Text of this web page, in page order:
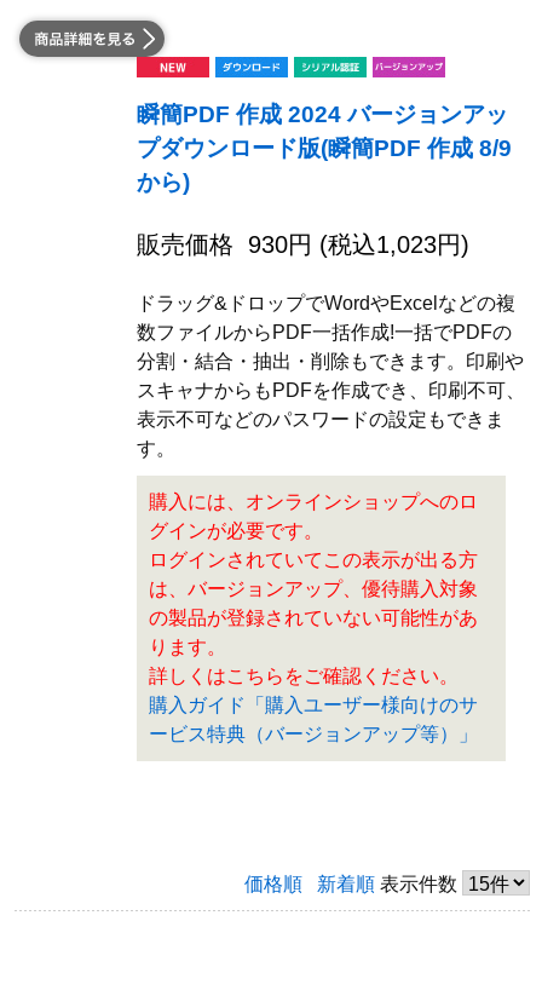
瞬簡PDF 作成 2024 バージョンアッ
プダウンロード版(瞬簡PDF 作成 8/9
から)
販売価格 930円 (税込1,023円)
ドラッグ&ドロップでWordやExcelなどの複
数ファイルからPDF一括作成!一括でPDFの
分割・結合・抽出・削除もできます。印刷や
スキャナからもPDFを作成でき、印刷不可、
表示不可などのパスワードの設定もできま
す。
購入には、オンラインショップへのロ
グインが必要です。
ログインされていてこの表示が出る方
は、バージョンアップ、優待購入対象
の製品が登録されていない可能性があ
ります。
詳しくはこちらをご確認ください。
購入ガイド「購入ユーザー様向けのサ
ービス特典（バージョンアップ等）」
価格順 新着順 表示件数